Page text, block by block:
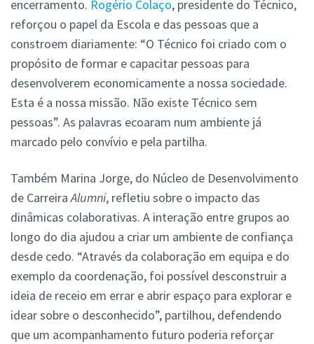
encerramento. Rogério Colaço, presidente do Técnico,
reforçou o papel da Escola e das pessoas que a
constroem diariamente: “O Técnico foi criado com o
propósito de formar e capacitar pessoas para
desenvolverem economicamente a nossa sociedade.
Esta é a nossa missão. Não existe Técnico sem
pessoas”. As palavras ecoaram num ambiente já
marcado pelo convívio e pela partilha.
Também Marina Jorge, do Núcleo de Desenvolvimento
de CarreiraAlumni, refletiu sobre o impacto das
dinâmicas colaborativas. A interação entre grupos ao
longo do dia ajudou a criar um ambiente de confiança
desde cedo. “Através da colaboração em equipa e do
exemplo da coordenação, foi possível desconstruir a
ideia de receio em errar e abrir espaço para explorar e
idear sobre o desconhecido”, partilhou, defendendo
que um acompanhamento futuro poderia reforçar